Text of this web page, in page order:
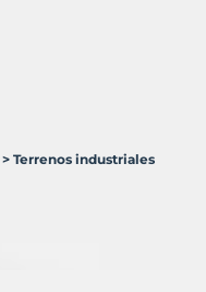
> Terrenos industriales